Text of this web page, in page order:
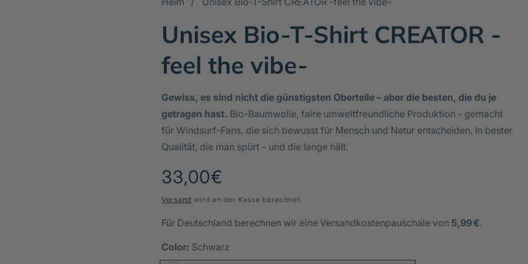
Unisex Bio-T-Shirt CREATOR -
feel the vibe-
Gewiss, es sind nicht die günstigsten Oberteile – aber die besten, die du je
getragen hast. Bio-Baumwolle, faire umweltfreundliche Produktion - gemacht
für Windsurf-Fans, die sich bewusst für Mensch und Natur entscheiden. In bester
Qualität, die man spürt – und die lange hält.
Normaler
Preis
33,00€
Versand wird an der Kasse berechnet.
Für Deutschland berechnen wir eine Versandkostenpauschale von 5,99 €.
Color: Schwarz